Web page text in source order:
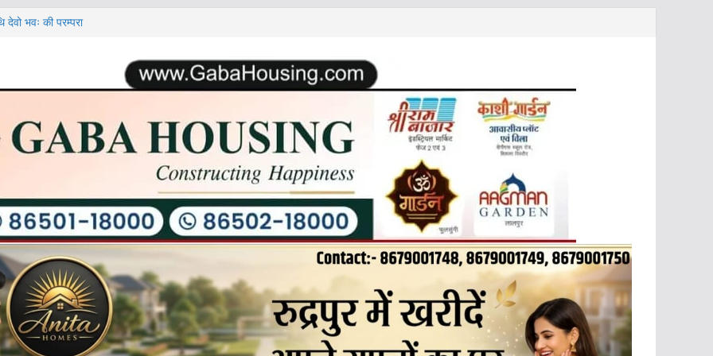
भवः की परम्परा
के लिए हल्द्वानी
साथ भैंस भी खरीद
शराब बरामद।
का